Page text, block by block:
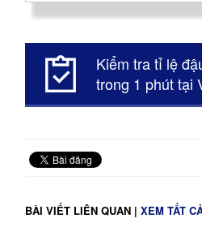
Kiểm tra tỉ lệ
trong 1 phút tại
BÀI VIẾT LIÊN QUAN | XEM TẤT